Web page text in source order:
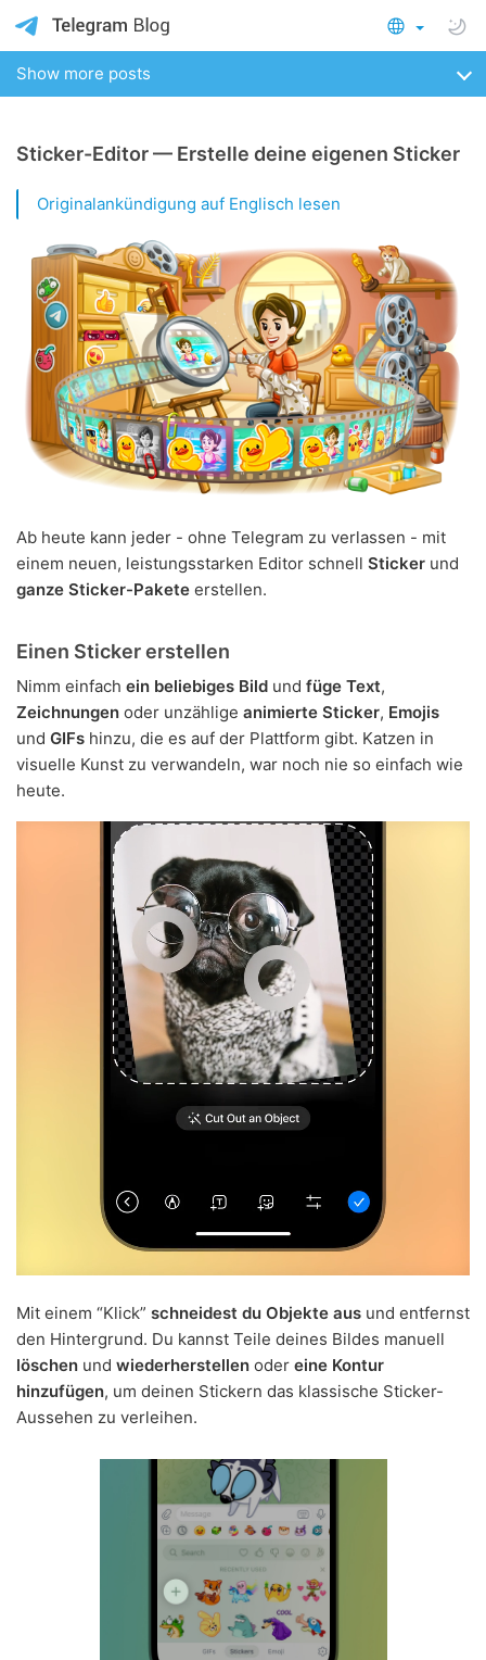
Show more posts
Sticker-Editor — Erstelle deine eigenen Sticker
Originalankündigung auf Englisch lesen
Ab heute kann jeder - ohne Telegram zu verlassen - mit
einem neuen, leistungsstarken Editor schnell Sticker und
ganze Sticker-Pakete erstellen.
Einen Sticker erstellen
Nimm einfach ein beliebiges Bild und füge Text,
Zeichnungen oder unzählige animierte Sticker, Emojis
und GIFs hinzu, die es auf der Plattform gibt. Katzen in
visuelle Kunst zu verwandeln, war noch nie so einfach wie
heute.
Mit einem “Klick” schneidest du Objekte aus und entfernst
den Hintergrund. Du kannst Teile deines Bildes manuell
löschen und wiederherstellen oder eine Kontur
hinzufügen, um deinen Stickern das klassische Sticker-
Aussehen zu verleihen.